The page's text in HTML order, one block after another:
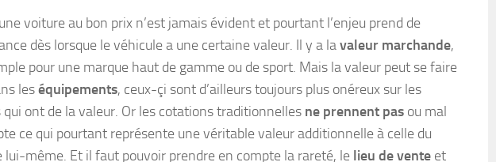
voiture au bon prix n’est jamais évident et pourtant l’enjeu prend de
dès lorsque le véhicule a une certaine valeur. Il y a lavaleur marchande,
pour une marque haut de gamme ou de sport. Mais la valeur peut se faire
leséquipements, ceux-çi sont d’ailleurs toujours plus onéreux sur les
ont de la valeur. Or les cotations traditionnelles ne prennent pas ou mal
ce qui pourtant représente une véritable valeur additionnelle à celle du
lui-même. Et il faut pouvoir prendre en compte la rareté, le lieu de vente et